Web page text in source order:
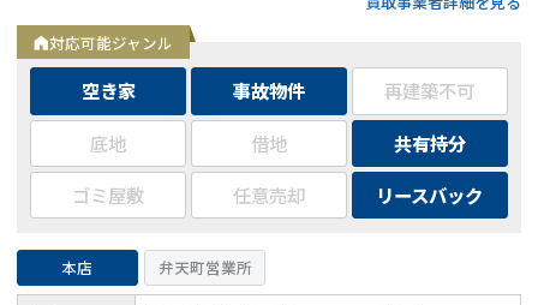
対応可能ジャンル
空き家 事故物件
再建築不可
底地
借地
共有持分
ゴミ屋敷
任意売却 リースバック
本店 弁天町営業所